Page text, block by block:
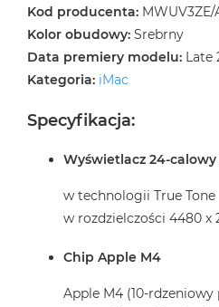
Kod producenta: MWUV3ZE/
Kolor obudowy: Srebrny
Data premiery modelu: Late
Kategoria: iMac
Specyfikacja:
Wyświetlacz 24-calowy
w technologii True Tone
w rozdzielczości 4480 x
Chip Apple M4
Apple M4 (10-rdzeniowy